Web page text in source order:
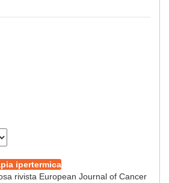
ipertermica
rivista European Journal of Cancer